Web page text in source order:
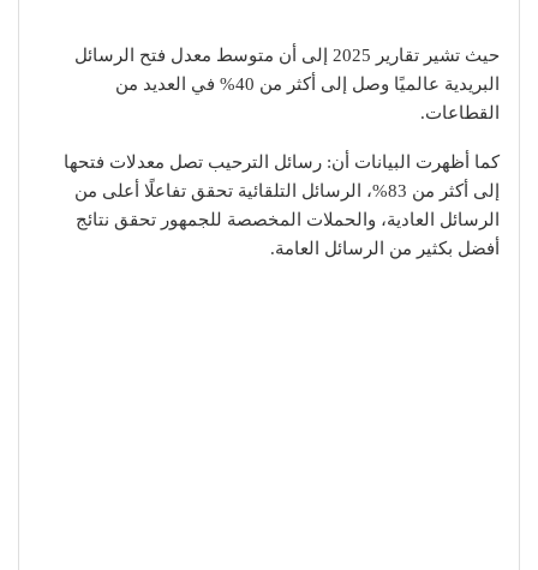
حيث تشير تقارير 2025 إلى أن متوسط معدل فتح الرسائل
البريدية عالميًا وصل إلى أكثر من 40% في العديد من
القطاعات.
كما أظهرت البيانات أن: رسائل الترحيب تصل معدلات فتحها
إلى أكثر من 83%، الرسائل التلقائية تحقق تفاعلًا أعلى من
الرسائل العادية، والحملات المخصصة للجمهور تحقق نتائج
أفضل بكثير من الرسائل العامة.